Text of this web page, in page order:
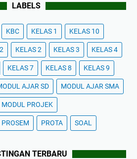
LABELS
KBC KELAS 1 KELAS 10
KELAS 2 KELAS 3 KELAS 4
KELAS 7 KELAS 8 KELAS 9
AJAR SD MODUL AJAR SMA
MODUL PROJEK
PROSEM PROTA SOAL
TERBARU